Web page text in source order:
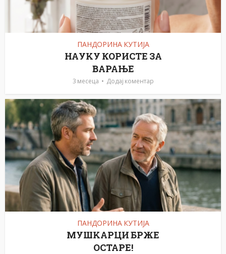
ПАНДОРИНА КУТИЈА
НАУKУ КОРИСТЕ ЗА
ВАРАЊЕ
3 месеца Додај коментар
ПАНДОРИНА КУТИЈА
МУШKАРЦИ БРЖЕ
ОСТАРЕ!